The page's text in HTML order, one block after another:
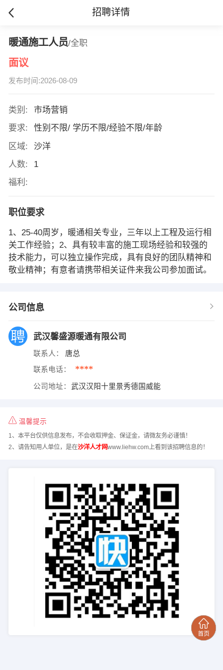
招聘详情
暖通施工人员/全职
面议
发布时间:2026-08-09
类别:
市场营销
要求:
性别不限/ 学历不限/经验不限/年龄
区域:
沙洋
人数:
1
福利:
职位要求
1、25-40周岁，暖通相关专业，三年以上工程及运行相
关工作经验；2、具有较丰富的施工现场经验和较强的
技术能力，可以独立操作完成，具有良好的团队精神和
敬业精神；有意者请携带相关证件来我公司参加面试。
公司信息
武汉馨盛源暖通有限公司
联系人： 唐总
联系电话： ****
公司地址： 武汉汉阳十里景秀德国威能
温馨提示
1、本平台仅供信息发布，不会收取押金、保证金，请微友务必谨慎！
2、请告知用人单位，是在沙洋人才网www.liehw.com上看到该招聘信息的！